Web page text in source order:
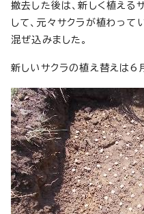
撤去した後は、新しく植える
して、元々サクラが植わって
混ぜ込みました。
新しいサクラの植え替えは6